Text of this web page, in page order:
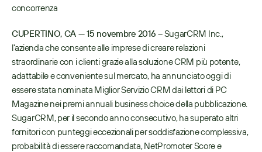
concorrenza
CUPERTINO, CA — 15 novembre 2016 – SugarCRM Inc.,
l'azienda che consente alle imprese di creare relazioni
straordinarie con i clienti grazie alla soluzione CRM più potente,
adattabile e conveniente sul mercato, ha annunciato oggi di
essere stata nominata Miglior Servizio CRM dai lettori di PC
Magazine nei premi annuali business choice della pubblicazione.
SugarCRM, per il secondo anno consecutivo, ha superato altri
fornitori con punteggi eccezionali per soddisfazione complessiva,
probabilità di essere raccomandata, NetPromoter Score e